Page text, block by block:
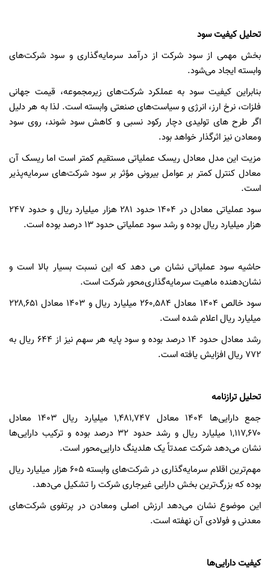
تحلیل کیفیت سود
بخش مهمی از سود شرکت از درآمد سرمایه‌گذاری و سود شرکت‌های
وابسته ایجاد می‌شود.
بنابراین کیفیت سود به عملکرد شرکت‌های زیرمجموعه، قیمت جهانی
فلزات، نرخ ارز، انرژی و سیاست‌های صنعتی وابسته است. لذا به هر دلیل
اگر طرح های تولیدی دچار رکود نسبی و کاهش سود شوند، روی سود
ومعادن نیز اثرگذار خواهد بود.
مزیت این مدل معادل ریسک عملیاتی مستقیم کمتر است اما ریسک آن
معادل کنترل کمتر بر عوامل بیرونی مؤثر بر سود شرکت‌های سرمایه‌پذیر
است.
سود عملیاتی معادل در ۱۴۰۴ حدود ۲۸۱ هزار میلیارد ریال و حدود ۲۴۷
هزار میلیارد ریال بوده و رشد سود عملیاتی حدود۱۳ درصد بوده است.
حاشیه سود عملیاتی نشان می دهد که این نسبت بسیار بالا است و
نشان‌دهنده ماهیت سرمایه‌گذاری‌محور شرکت است.
سود خالص ۱۴۰۴ معادل ۲۶۰,۵۸۴ میلیارد ریال و ۱۴۰۳ معادل ۲۲۸,۶۵۱
میلیارد ریال اعلام شده است.
رشد معادل حدود ۱۴ درصد بوده و سود پایه هر سهم نیز از ۶۴۴ ریال به
۷۷۲ ریال افزایش یافته است.
تحلیل ترازنامه
جمع دارایی‌ها ۱۴۰۴ معادل ۱,۴۸۱,۷۴۷ میلیارد ریال
۱۴۰۳ معادل
۱,۱۱۷,۶۷۰ میلیارد ریال و رشد حدود ۳۲ درصد بوده و ترکیب دارایی‌ها
نشان می‌دهد شرکت عمدتاً یک هلدینگ دارایی‌محور است.
مهم‌ترین اقلام سرمایه‌گذاری در شرکت‌های وابسته۶۰۵ هزار میلیارد ریال
بوده که بزرگ‌ترین بخش دارایی غیرجاری شرکت را تشکیل می‌دهد.
این موضوع نشان می‌دهد ارزش اصلی ومعادن در پرتفوی شرکت‌های
معدنی و فولادی آن نهفته است.
کیفیت دارایی‌ها